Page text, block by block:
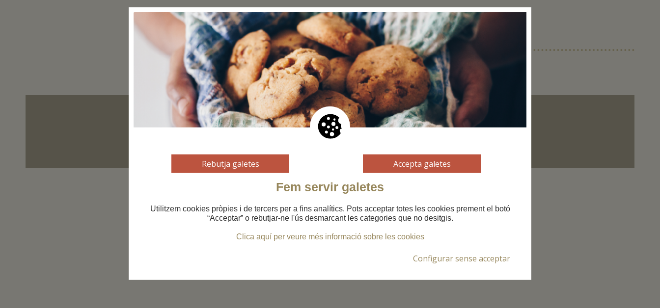
PERMET ANIMALS
No
Rebutja galetes Accepta galetes
Fem servir galetes
Utilitzem cookies pròpies i de tercers per a fins analítics. Pots acceptar totes les cookies prement el botó
“Acceptar” o rebutjar-ne l'ús desmarcant les categories que no desitgis.
Clica aquí per veure més informació sobre les cookies
Configurar sense acceptar